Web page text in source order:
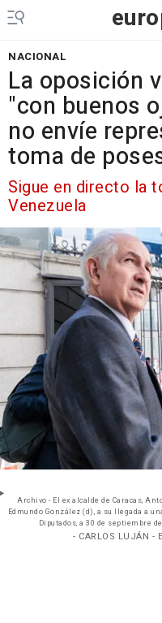
NACIONAL
La oposición
"con buenos
no envíe
toma de
Sigue en directo la
Venezuela
Archivo - El ex alcalde de Caracas,
Edmundo González (d), a su llegada a
Diputados, a 30 de septiembre
- CARLOS LUJÁN -